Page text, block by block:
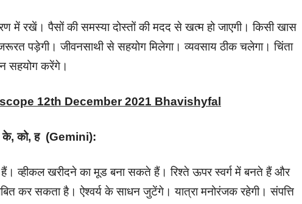
में रखें। पैसों की समस्या दोस्तों की मदद से खत्म हो जाएगी। किसी खास
पड़ेगी। जीवनसाथी से सहयोग मिलेगा। व्यवसाय ठीक चलेगा। चिंता
सहयोग करेंगे।
12th December 2021 Bhavishyfal
के, को, ह (Gemini):
व्हीकल खरीदने का मूड बना सकते हैं। रिश्ते ऊपर स्वर्ग में बनते हैं और
कर सकता है। ऐश्वर्य के साधन जुटेंगे। यात्रा मनोरंजक रहेगी। संपत्ति